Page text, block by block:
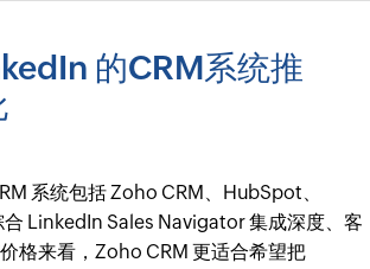
的CRM系统推
系统包括 Zoho CRM、HubSpot、
LinkedIn Sales Navigator 集成深度、客
格来看，Zoho CRM 更适合希望把